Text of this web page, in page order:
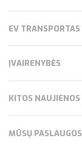
EV TRANSPORTAS
ĮVAIRENYBĖS
KITOS NAUJIENOS
MŪSŲ PASLAUGOS